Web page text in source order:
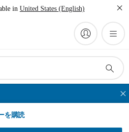
in United States (English)
を購読